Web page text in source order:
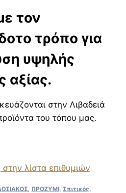
τον
τρόπο για
υψηλής
αξίας.
στην Λιβαδειά
του τόπου μας.
λίστα επιθυμιών
ΠΡΟΖΥΜΙ Σπιτικός